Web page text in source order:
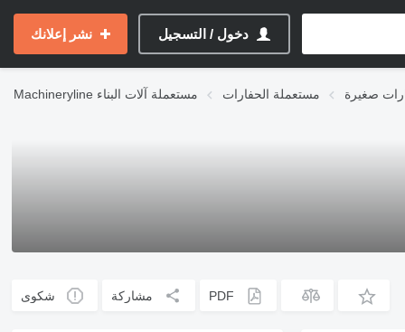
دخول / التسجيل نشر إعلانك
Machineryline مستعملة آلات البناء مستعملة الحفارات صغيرة
PDF مشاركة شكوى